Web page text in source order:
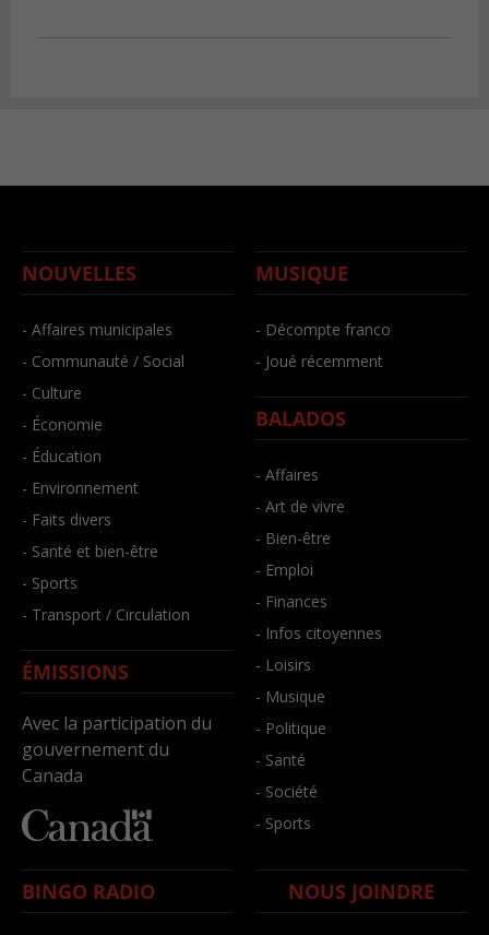
NOUVELLES
- Affaires municipales
- Communauté / Social
- Culture
- Économie
- Éducation
- Environnement
- Faits divers
- Santé et bien-être
- Sports
- Transport / Circulation
ÉMISSIONS
Avec la participation du
gouvernement du
Canada
MUSIQUE
- Décompte franco
- Joué récemment
BALADOS
- Affaires
- Art de vivre
- Bien-être
- Emploi
- Finances
- Infos citoyennes
- Loisirs
- Musique
- Politique
- Santé
- Société
- Sports
BINGO RADIO NOUS JOINDRE